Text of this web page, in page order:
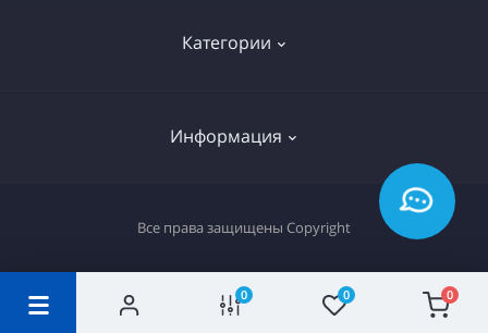
0 0 0
Категории
Российские сигареты
Информация
Вопрос-ответ
Все права защищены Copyright